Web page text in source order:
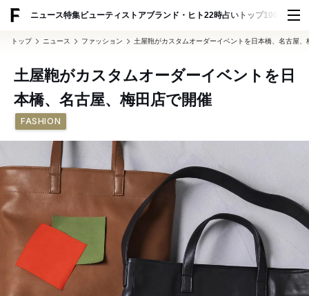
ニュース特集ビューティ ストアブランド・ヒト22時占い トップ100 スナッ
トップ ニュース ファッション 土屋鞄がカスタムオーダーイベントを日本橋、名古屋、
土屋鞄がカスタムオーダーイベントを日
本橋、名古屋、梅田店で開催
FASHION